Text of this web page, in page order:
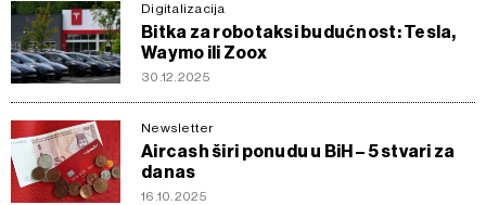
Digitalizacija
Bitka za robotaksi budućnost: Tesla,
Waymo ili Zoox
30.12.2025
Newsletter
Aircash širi ponudu u BiH – 5 stvari za
danas
16.10.2025